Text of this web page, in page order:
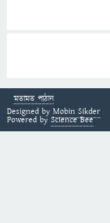
মতামত পাঠান
Designed by Mobin Sikder
Powered by Science Bee